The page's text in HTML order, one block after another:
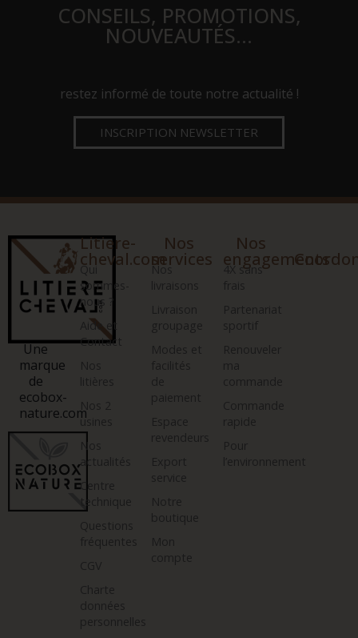
CONSEILS, PROMOTIONS,
NOUVEAUTÉS…
restez informé de toute notre actualité !
INSCRIPTION NEWSLETTER
Une
marque
de
ecobox-
nature.com
Litiere-
cheval.com
Qui
sommes-
nous ?
Aide et
Contact
Nos
litières
Nos 2
usines
Nos
actualités
Centre
technique
Questions
fréquentes
CGV
Charte
données
personnelles
Nos
services
Nos
livraisons
Livraison
groupage
Modes et
facilités
de
paiement
Espace
revendeurs
Export
service
Notre
boutique
Mon
compte
Nos
engagements
4X sans
frais
Partenariat
sportif
Renouveler
ma
commande
Commande
rapide
Pour
l’environnement